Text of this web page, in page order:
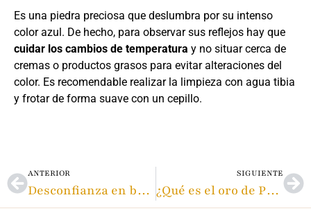
Es una piedra preciosa que deslumbra por su intenso
color azul. De hecho, para observar sus reflejos hay que
cuidar los cambios de temperatura y no situar cerca de
cremas o productos grasos para evitar alteraciones del
color. Es recomendable realizar la limpieza con agua tibia
y frotar de forma suave con un cepillo.
ANTERIOR
Desconfianza en bancos confianza en el oro
SIGUIENTE
¿Qué es el oro de Primera Ley en las joyas?